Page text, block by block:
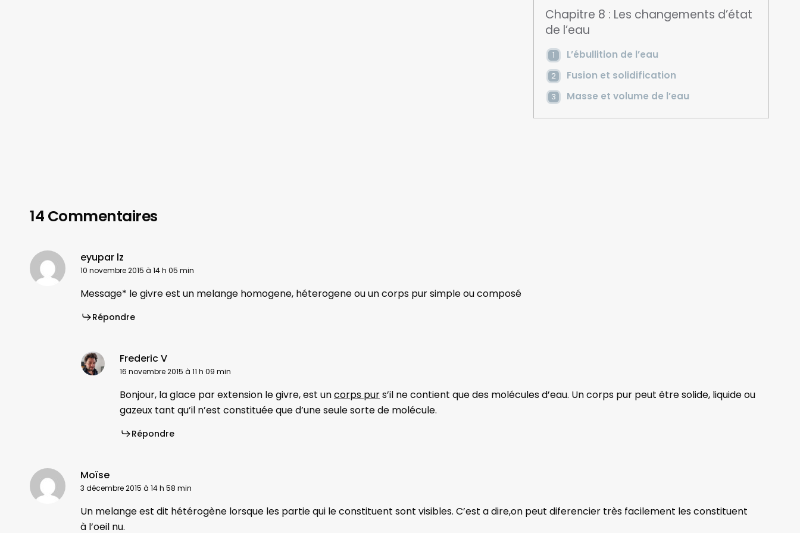
Chapitre 8 : Les changements d’état
de l’eau
L’ébullition de l’eau
Fusion et solidification
Masse et volume de l’eau
14 Commentaires
eyupar lz
10 novembre 2015 à 14 h 05 min
Message* le givre est un melange homogene, héterogene ou un corps pur simple ou composé
Répondre
Frederic V
16 novembre 2015 à 11 h 09 min
Bonjour, la glace par extension le givre, est uncorps purs’il ne contient que des molécules d’eau. Un corps pur peut être solide, liquide ou
gazeux tant qu’il n’est constituée que d’une seule sorte de molécule.
Répondre
Moïse
3 décembre 2015 à 14 h 58 min
Un melange est dit hétérogène lorsque les partie qui le constituent sont visibles. C’est a dire,on peut diferencier très facilement les constituent
à l’oeil nu.